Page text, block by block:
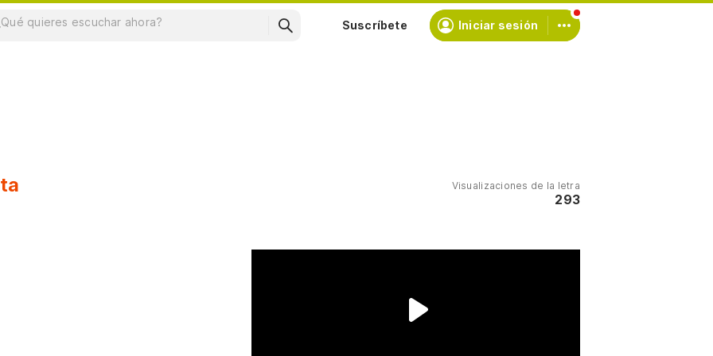
Suscríbete Iniciar sesión
Visualizaciones de la letra
293